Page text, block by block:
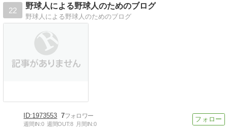
22
野球人による野球人のためのブログ
野球人による野球人のためのブログ
1973553 7
週間IN:0 週間OUT:8 月間IN:0